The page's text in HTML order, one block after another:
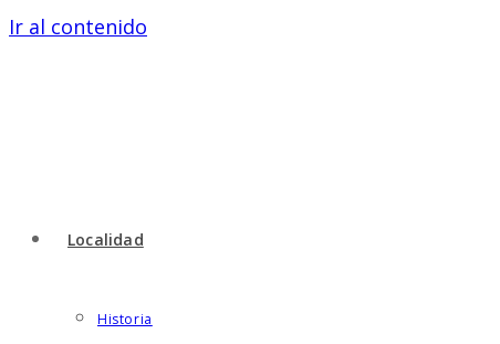
Ir al contenido
Localidad
Historia